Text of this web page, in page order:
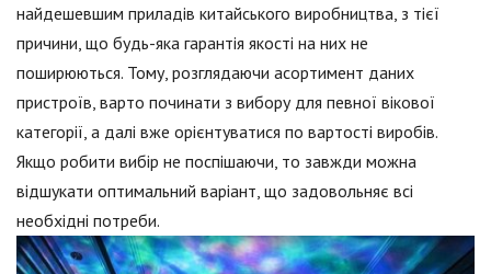
найдешевшим приладів китайського виробництва, з тієї
причини, що будь-яка гарантія якості на них не
поширюються. Тому, розглядаючи асортимент даних
пристроїв, варто починати з вибору для певної вікової
категорії, а далі вже орієнтуватися по вартості виробів.
Якщо робити вибір не поспішаючи, то завжди можна
відшукати оптимальний варіант, що задовольняє всі
необхідні потреби.